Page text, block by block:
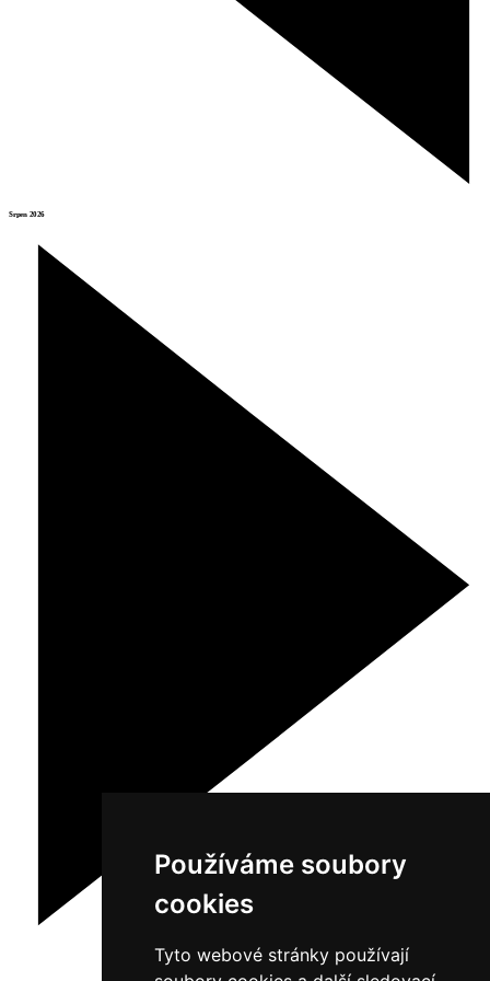
Používáme soubory
cookies
Tyto webové stránky používají
Srpen 2026